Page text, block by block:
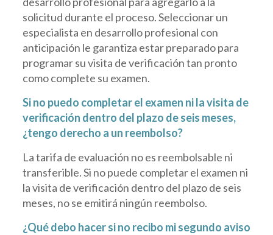
solicitud durante el proceso. Seleccionar un
especialista en desarrollo profesional con
anticipación le garantiza estar preparado para
programar su visita de verificación tan pronto
como complete su examen.
Si no puedo completar el examen ni la visita de
verificación dentro del plazo de seis meses,
¿tengo derecho a un reembolso?
La tarifa de evaluación no es reembolsable ni
transferible. Si no puede completar el examen ni
la visita de verificación dentro del plazo de seis
meses, no se emitirá ningún reembolso.
¿Qué debo hacer si no recibo mi segundo aviso